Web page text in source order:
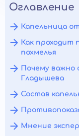
Оглавление
Капельница
Как проходит
похмелья
Почему важно
Гладышева
Состав
Мнение